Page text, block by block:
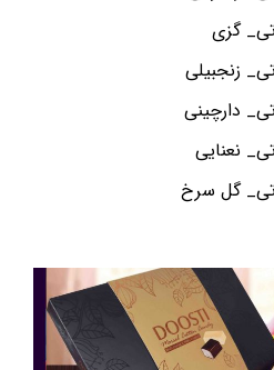
گزی
زنجبیلی
دارچینی
نعنایی
گل سرخ